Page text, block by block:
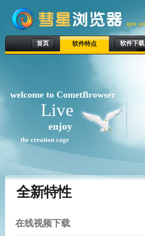
首页 软件特点 软件下载
welcome to CometBrowser
Live
enjoy
the creation cage
全新特性
在线视频下载